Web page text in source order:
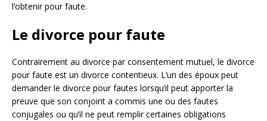
l’obtenir pour faute.
Le divorce pour faute
Contrairement au divorce par consentement mutuel, le divorce
pour faute est un divorce contentieux. L’un des époux peut
demander le divorce pour fautes lorsqu’il peut apporter la
preuve que son conjoint a commis une ou des fautes
conjugales ou qu’il ne peut remplir certaines obligations